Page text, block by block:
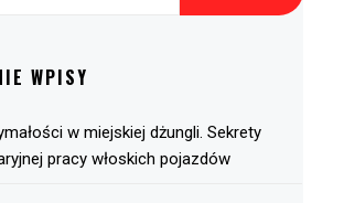
WPISY
w miejskiej dżungli. Sekrety
pracy włoskich pojazdów